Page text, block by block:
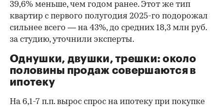
00:00 / 00:00
39,6% меньше, чем годом ранее. Этот же тип
квартир с первого полугодия 2025-го подорожал
сильнее всего — на 43%, до средних 18,3 млн руб.
за студию, уточнили эксперты.
Однушки, двушки, трешки: около
половины продаж совершаются в
ипотеку
На 6,1-7 п.п. вырос спрос на ипотеку при покупке